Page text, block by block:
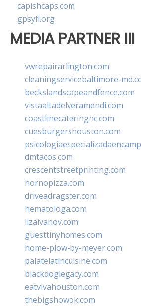
capishcaps.com
gpsyfl.org
MEDIA PARTNER III
vwrepairarlington.com
cleaningservicebaltimore-
beckslandscapeandfence.com
vistaaltadelveramendi.com
coastlinecateringnc.com
cuesburgershouston.com
dmtacos.com
crescentstreetprinting.com
hornopizza.com
driveadragster.com
hematologa.com
lizaivanov.com
guesttinyhomes.com
home-plow-by-meyer.com
palatelatincuisine.com
blackdoglegacy.com
eatvivahouston.com
thebigshowok.com